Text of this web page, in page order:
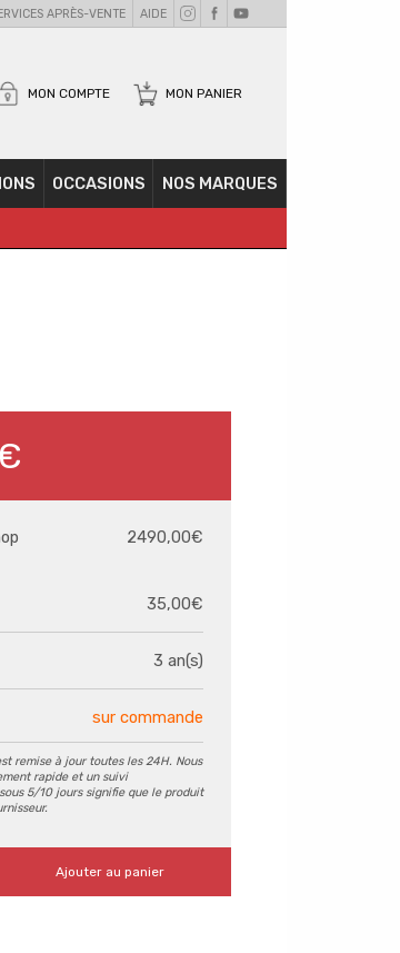
APRÈS-VENTE AIDE
MON PANIER
MON COMPTE
OCCASIONS NOS MARQUES
2490,00€
35,00€
3 an(s)
sur commande
remise à jour toutes les 24H. Nous
rapide et un suivi
5/10 jours signifie que le produit
Ajouter au panier